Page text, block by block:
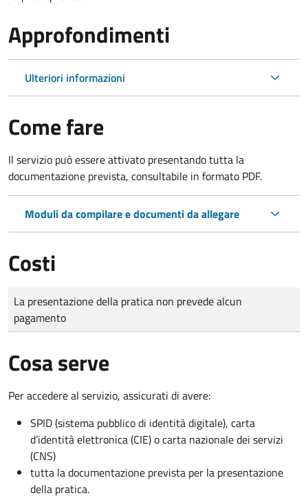
Approfondimenti
Ulteriori informazioni
Come fare
Il servizio può essere attivato presentando tutta la
documentazione prevista, consultabile in formato PDF.
Moduli da compilare e documenti da allegare
Costi
Tipo di pagamento
Importo
La presentazione della pratica non prevede alcun
pagamento
Cosa serve
Per accedere al servizio, assicurati di avere:
SPID (sistema pubblico di identità digitale), carta
d’identità elettronica (CIE) o carta nazionale dei servizi
(CNS)
tutta la documentazione prevista per la presentazione
della pratica.